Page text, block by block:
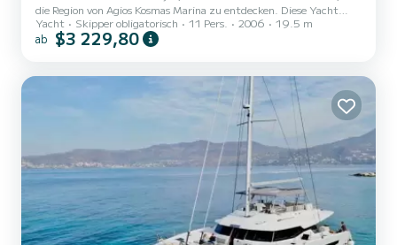
die Region von Agios Kosmas Marina zu entdecken. Diese Yacht
wurde 2006 gebaut, um umfassenden Komfort und Leistung auf
See zu gewährleisten. Das Boot verfügt über 4 voll ausgestattete
außergewöhnlichen Urlaub auf dem Wasser in der Umgebung von
Agios Kosmas Marina Für Ihren Komfort verfügt Lady L über 3
Yacht Skipper obligatorisch 11 Pers. 2006 19.5 m
ab $3 229,80